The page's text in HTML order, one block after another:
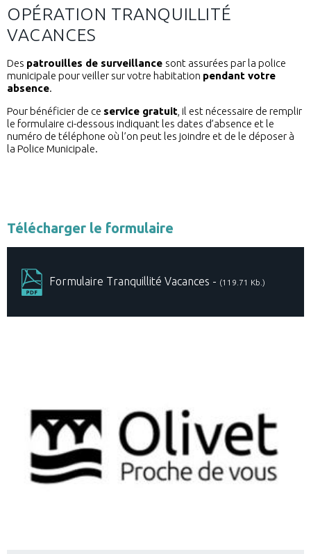
OPÉRATION TRANQUILLITÉ
VACANCES
Des patrouilles de surveillance sont assurées par la police
municipale pour veiller sur votre habitation pendant votre
absence.
Pour bénéficier de ce service gratuit , il est nécessaire de remplir
le formulaire ci-dessous indiquant les dates d’absence et le
numéro de téléphone où l’on peut les joindre et de le déposer à
la Police Municipale.
Télécharger le formulaire
Formulaire Tranquillité Vacances - (119.71 Kb.)